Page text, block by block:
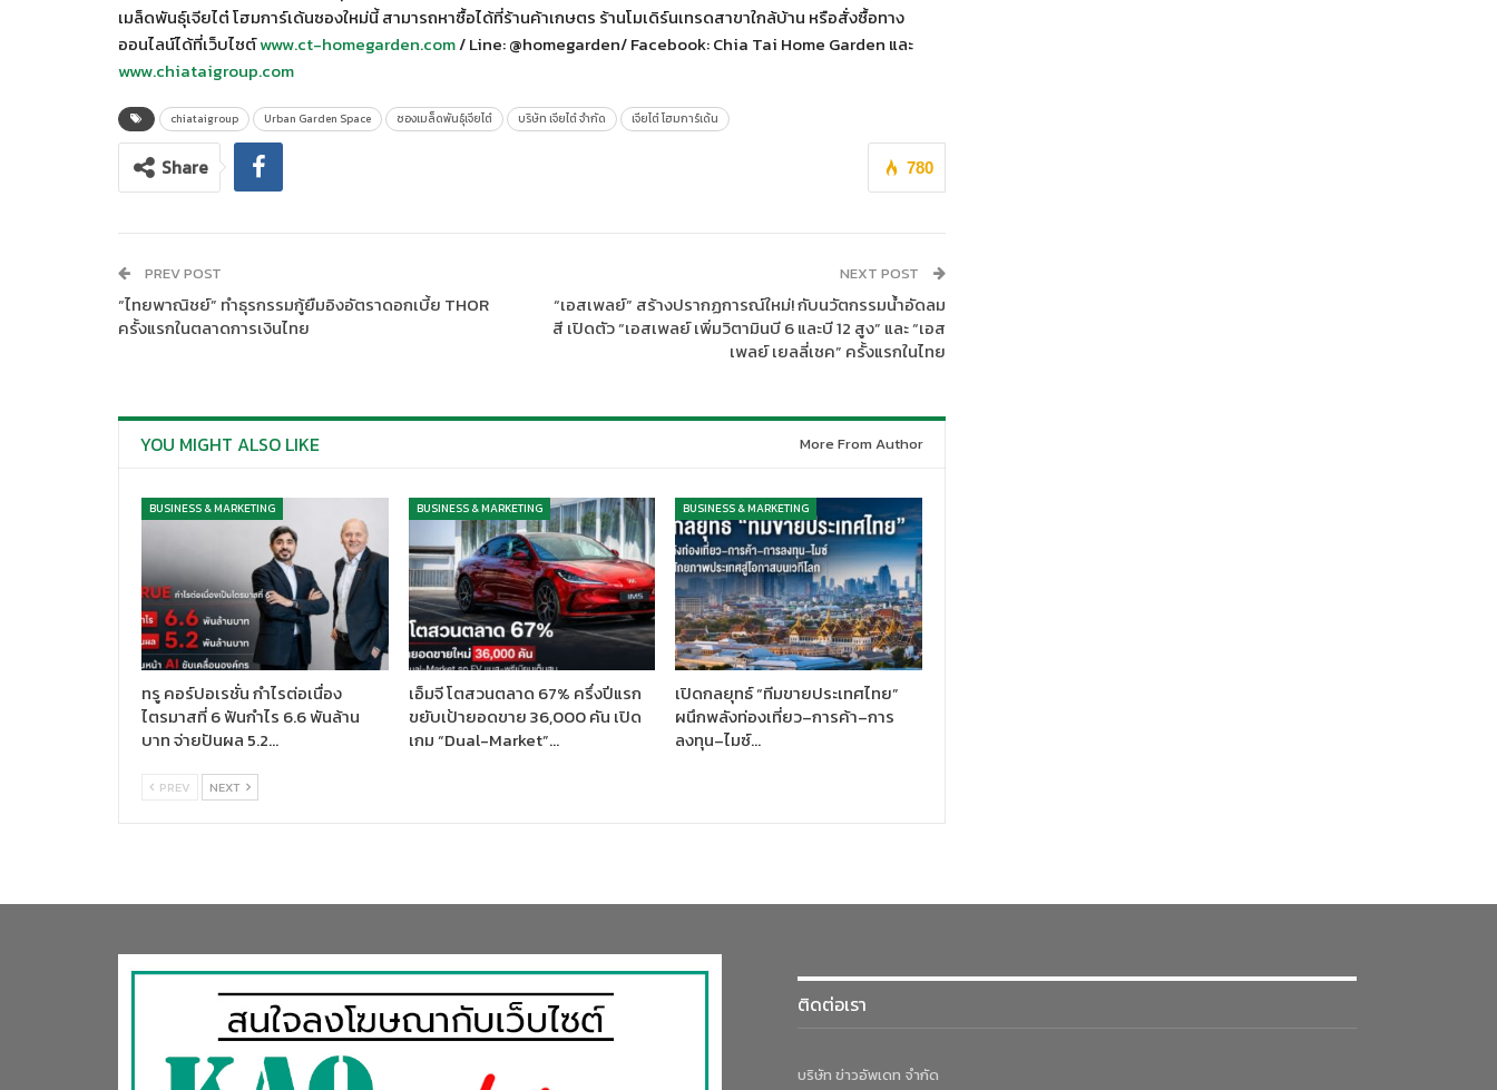
เมล็ดพันธุ์เจียไต๋ โฮมการ์เด้นซองใหม่นี้ สามารถหาซื้อได้ที่ร้านค้าเกษตร ร้านโมเดิร์นเทรดสาขาใกล้บ้าน หรือสั่งซื้อทาง
ออนไลน์ได้ที่เว็บไซต์www.ct-homegarden.com/ Line: @homegarden/ Facebook: Chia Tai Home Garden และ
www.chiataigroup.com
chiataigroup Urban Garden Space ซองเมล็ดพันธุ์เจียไต๋ บริษัท เจียไต๋ จำกัด เจียไต๋ โฮมการ์เด้น
780
Share
PREV POST
“ไทยพาณิชย์” ทำธุรกรรมกู้ยืมอิงอัตราดอกเบี้ย THOR
ครั้งแรกในตลาดการเงินไทย
NEXT POST
“เอสเพลย์” สร้างปรากฏการณ์ใหม่! กับนวัตกรรมน้ำอัดลม
สี เปิดตัว “เอสเพลย์ เพิ่มวิตามินบี 6 และบี 12 สูง” และ “เอส
เพลย์ เยลลี่เชค” ครั้งแรกในไทย
YOU MIGHT ALSO LIKE More From Author
BUSINESS & MARKETING
ทรู คอร์ปอเรชั่น กำไรต่อเนื่อง
ไตรมาสที่ 6 ฟันกำไร 6.6 พันล้าน
บาท จ่ายปันผล 5.2…
BUSINESS & MARKETING
เอ็มจี โตสวนตลาด 67% ครึ่งปีแรก
ขยับเป้ายอดขาย 36,000 คัน เปิด
เกม “Dual-Market”…
BUSINESS & MARKETING
เปิดกลยุทธ์ “ทีมขายประเทศไทย”
ผนึกพลังท่องเที่ยว–การค้า–การ
ลงทุน–ไมซ์…
PREV NEXT
ติดต่อเรา
บริษัท ข่าวอัพเดท จำกัด